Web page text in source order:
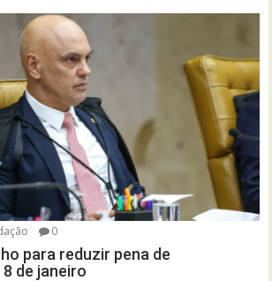
0
para reduzir pena de
de janeiro